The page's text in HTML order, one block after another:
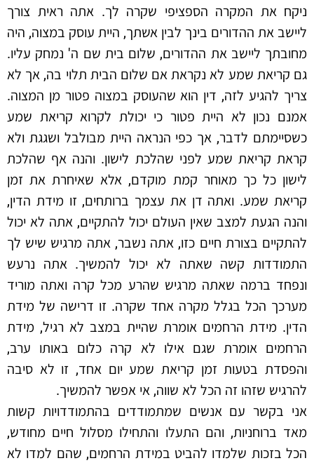
ניקח את המקרה הספציפי שקרה לך. אתה ראית צורך
ליישב את ההדורים בינך לבין אשתך, היית עוסק במצוה, היה
מחובתך ליישב את ההדורים, שלום בית שם ה' נמחק עליו.
גם קריאת שמע לא נקראת אם שלום הבית תלוי בה, אך לא
צריך להגיע לזה, דין הוא שהעוסק במצוה פטור מן המצוה.
אמנם נכון לא היית פטור כי יכולת לקרוא קריאת שמע
כשסיימתם לדבר, אך כפי הנראה היית מבולבל ושגגת ולא
קראת קריאת שמע לפני שהלכת לישון. והנה אף שהלכת
לישון כל כך מאוחר קמת מוקדם, אלא שאיחרת את זמן
קריאת שמע. ואתה דן את עצמך ברותחים, זו מידת הדין,
והנה הגעת למצב שאין העולם יכול להתקיים, אתה לא יכול
להתקיים בצורת חיים כזו, אתה נשבר, אתה מרגיש שיש לך
התמודדות קשה שאתה לא יכול להמשיך. אתה נרעש
ונפחד ברמה שאתה מרגיש שהרע מכל קרה ואתה מוריד
מערכך הכל בגלל מקרה אחד שקרה. זו דרישה של מידת
הדין. מידת הרחמים אומרת שהיית במצב לא רגיל, מידת
הרחמים אומרת שגם אילו לא קרה כלום באותו ערב,
והפסדת בטעות זמן קריאת שמע יום אחד, זו לא סיבה
להרגיש שזהו זה הכל לא שווה, אי אפשר להמשיך.
אני בקשר עם אנשים שמתמודדים בהתמודדויות קשות
מאד ברוחניות, והם התעלו והתחילו מסלול חיים מחודש,
הכל בזכות שלמדו להביט במידת הרחמים, שהם למדו לא